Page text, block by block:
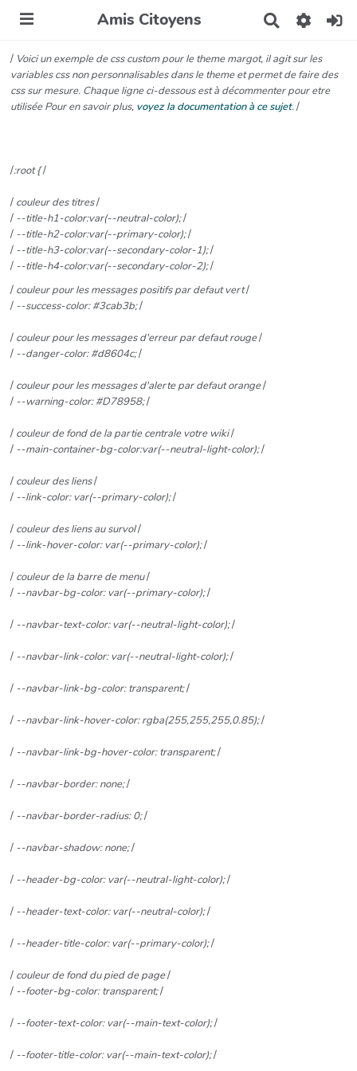
Amis Citoyens
h
e
r
c
/ Voici un exemple de css custom pour le theme margot, il agit sur les
variables css non personnalisables dans le theme et permet de faire des
css sur mesure. Chaque ligne ci-dessous est à décommenter pour etre
utilisée Pour en savoir plus, voyez la documentation à ce sujet./
/:root {/
/ couleur des titres/
/ --title-h1-color:var(--neutral-color);/
/ --title-h2-color:var(--primary-color);/
/ --title-h3-color:var(--secondary-color-1);/
/ --title-h4-color:var(--secondary-color-2);/
/ couleur pour les messages positifs par defaut vert/
/ --success-color: #3cab3b;/
/ couleur pour les messages d'erreur par defaut rouge/
/ --danger-color: #d8604c;/
/ couleur pour les messages d'alerte par defaut orange/
/ --warning-color: #D78958;/
/ couleur de fond de la partie centrale votre wiki/
/ --main-container-bg-color:var(--neutral-light-color);/
/ couleur des liens/
/ --link-color: var(--primary-color);/
/ couleur des liens au survol/
/ --link-hover-color: var(--primary-color);/
/ couleur de la barre de menu/
/ --navbar-bg-color: var(--primary-color);/
/ --navbar-text-color: var(--neutral-light-color);/
/ --navbar-link-color: var(--neutral-light-color);/
/ --navbar-link-bg-color: transparent;/
/ --navbar-link-hover-color: rgba(255,255,255,0.85);/
/ --navbar-link-bg-hover-color: transparent;/
/ --navbar-border: none;/
/ --navbar-border-radius: 0;/
/ --navbar-shadow: none;/
/ --header-bg-color: var(--neutral-light-color);/
/ --header-text-color: var(--neutral-color);/
/ --header-title-color: var(--primary-color);/
/ couleur de fond du pied de page/
/ --footer-bg-color: transparent;/
/ --footer-text-color: var(--main-text-color);/
/ --footer-title-color: var(--main-text-color);/